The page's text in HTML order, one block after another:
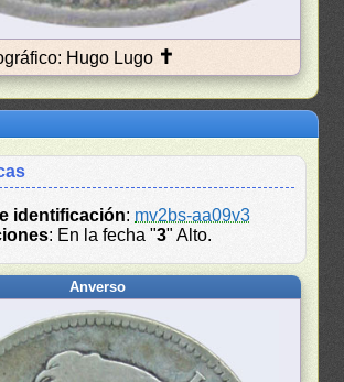
Hugo Lugo ✝
identificación: mv2bs-aa09v3
: En la fecha "3" Alto.
Anverso